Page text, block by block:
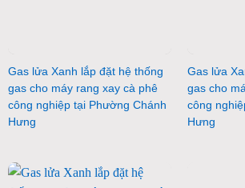
Gas lửa Xanh lắp đặt hệ thống
gas cho máy rang xay cà phê
công nghiệp tại Phường Chánh
Hưng
Gas lửa
gas cho
công
Hưng